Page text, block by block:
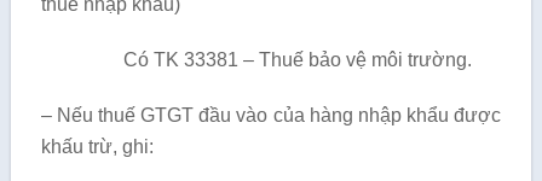
thuế nhập khẩu)
Có TK 33381 – Thuế bảo vệ môi trường.
– Nếu thuế GTGT đầu vào của hàng nhập khẩu được
khấu trừ, ghi: